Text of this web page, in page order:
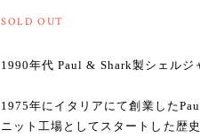
SOLD OUT
1990年代 Paul & Shark製シェルジ
1975年にイタリアにて創業した
ニット工場としてスタートした歴